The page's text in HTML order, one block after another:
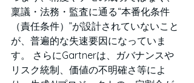
稟議・法務・監査に通る“本番化条件
（責任条件）”が設計されていないこと
が、普遍的な失速要因になっていま
す。 さらにGartnerは、ガバナンスや
リスク統制、価値の不明確さ等によ